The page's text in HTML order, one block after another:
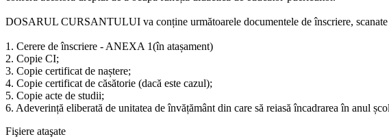
DOSARUL CURSANTULUI va conține următoarele documentele de înscriere,
1. Cerere de înscriere - ANEXA 1(în atașament)
2. Copie CI;
3. Copie certificat de naștere;
4. Copie certificat de căsătorie (dacă este cazul);
5. Copie acte de studii;
6. Adeverință eliberată de unitatea de învățământ din care să reiasă încadrarea în anul
Fişiere ataşate